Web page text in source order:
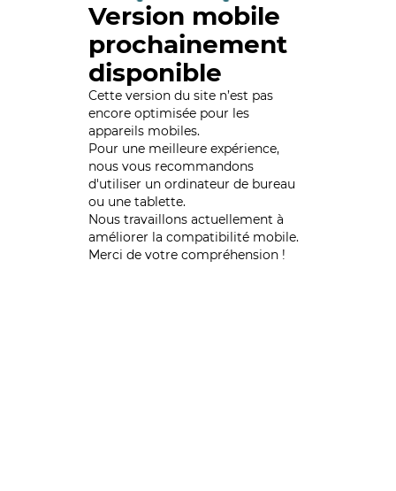
Version mobile
prochainement
disponible
Cette version du site n’est pas
encore optimisée pour les
appareils mobiles.
Pour une meilleure expérience,
nous vous recommandons
d'utiliser un ordinateur de bureau
ou une tablette.
Nous travaillons actuellement à
améliorer la compatibilité mobile.
Merci de votre compréhension !